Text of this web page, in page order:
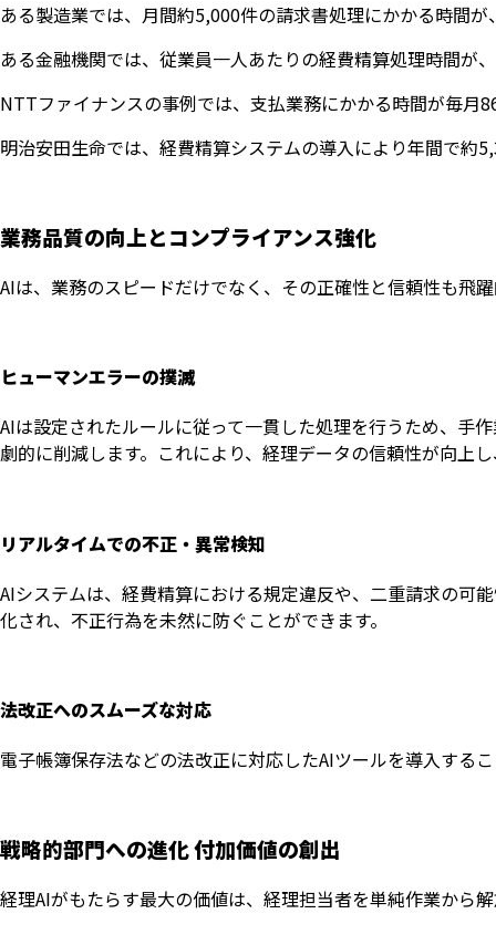
ある製造業では、月間約5,000件の請求書処理にかかる時間
ある金融機関では、従業員一人あたりの経費精算処理時間が
NTTファイナンスの事例では、支払業務にかかる時間が毎月
明治安田生命では、経費精算システムの導入により年間で約
業務品質の向上とコンプライアンス強化
AIは、業務のスピードだけでなく、その正確性と信頼性も飛
ヒューマンエラーの撲滅
AIは設定されたルールに従って一貫した処理を行うため、手
劇的に削減します。これにより、経理データの信頼性が向上
リアルタイムでの不正・異常検知
AIシステムは、経費精算における規定違反や、二重請求の可
化され、不正行為を未然に防ぐことができます。
法改正へのスムーズな対応
電子帳簿保存法などの法改正に対応したAIツールを導入する
戦略的部門への進化 付加価値の創出
経理AIがもたらす最大の価値は、経理担当者を単純作業から